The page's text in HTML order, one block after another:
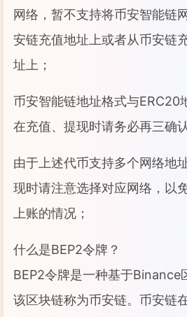
网络，暂不支持将币安智能链
安链充值地址上或者从币安链
址上；
币安智能链地址格式与ERC20
在充值、提现时请务必再三确
由于上述代币支持多个网络地
现时请注意选择对应网络，以
上账的情况；
什么是BEP2令牌？
BEP2令牌是一种基于Binance
该区块链称为币安链。币安链